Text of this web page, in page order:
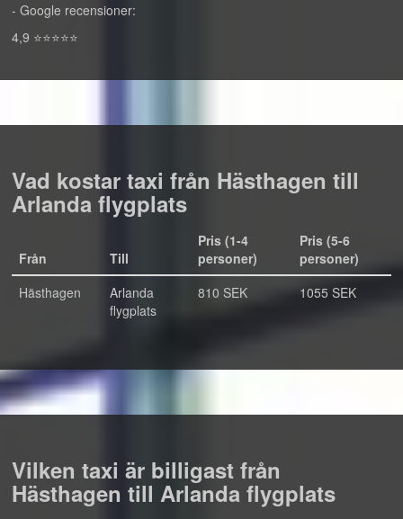
- Google recensioner:
4,9 ⭐⭐⭐⭐⭐
Vad kostar taxi från Hästhagen till
Arlanda flygplats
Från Till
Pris (1-4
personer)
Pris (5-6
personer)
Hästhagen
Arlanda
flygplats
810 SEK 1055 SEK
Vilken taxi är billigast från
Hästhagen till Arlanda flygplats